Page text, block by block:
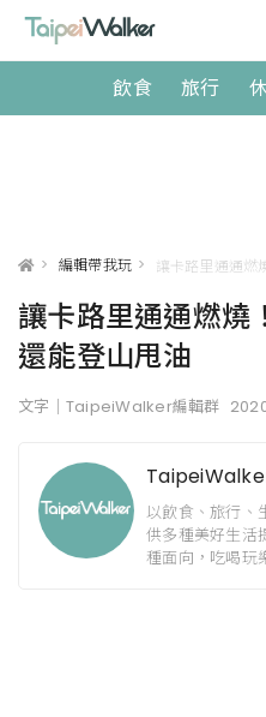
飲食 旅行
> 編輯帶我玩 >
讓卡路里通通燃燒
還能登山甩油
文字｜TaipeiWalker編輯群
以飲食、旅行、
供多種美好生活
種面向，吃喝玩